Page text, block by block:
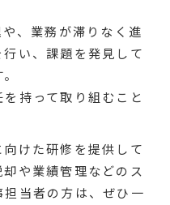
、業務が滞りなく進
い、課題を発見して
持って取り組むこと
けた研修を提供して
や業績管理などのス
当者の方は、ぜひ一